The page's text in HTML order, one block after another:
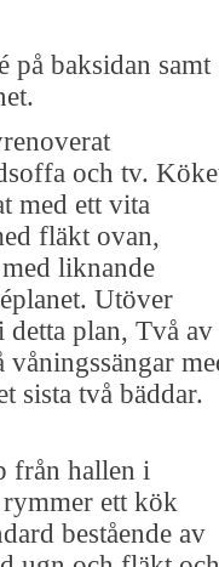
på baksidan samt
och tv.
med ett vita
fläkt ovan,
liknande
Utöver
plan, Två av
våningssängar
sista två bäddar.
från hallen i
ett kök
bestående av